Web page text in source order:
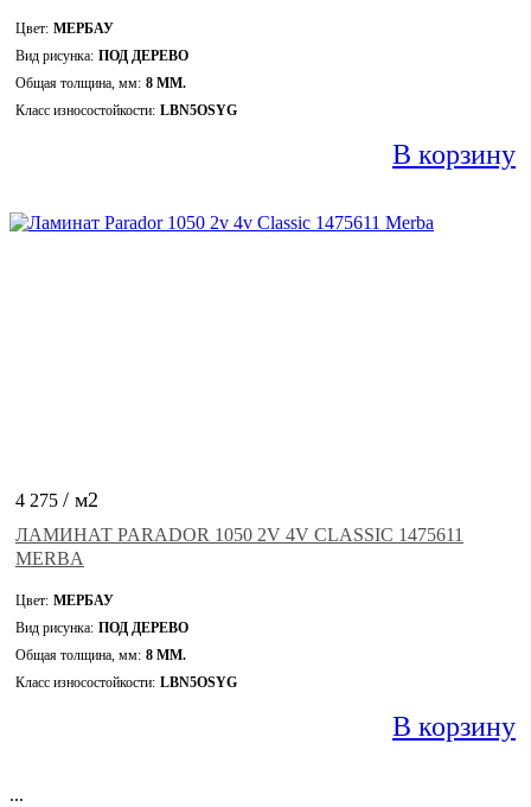
Цвет: МЕРБАУ
Вид рисунка: ПОД ДЕРЕВО
Общая толщина, мм: 8 ММ.
Класс износостойкости: LBN5OSYG
В корзину
4 275 / м2
ЛАМИНАТ PARADOR 1050 2V 4V CLASSIC 1475611
MERBA
Цвет: МЕРБАУ
Вид рисунка: ПОД ДЕРЕВО
Общая толщина, мм: 8 ММ.
Класс износостойкости: LBN5OSYG
В корзину
...